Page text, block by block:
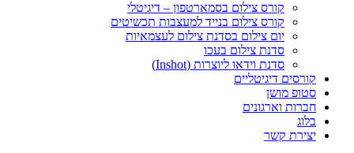
קורס צילום בסמארטפון – דיגיטלי
קורס צילום בנייד למעצבות תכשיטים
יום צילום בסדנת צילום לעצמאיות
סדנת צילום בעכו
סדנת וידאו ליוצרות (Inshot)
קורסים דיגיטליים
סטופ מושן
חברות וארגונים
בלוג
יצירת קשר